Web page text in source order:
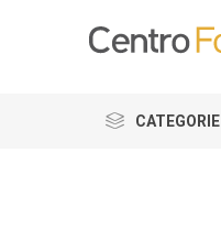
CATEGORIE